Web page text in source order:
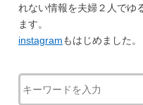
れない情報を夫婦２人でゆ
ます。
instagramもはじめました。